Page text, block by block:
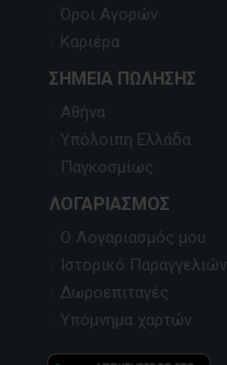
Όροι Αγορών
Καριέρα
ΣΗΜΕΊΑ ΠΏΛΗΣΗΣ
Αθήνα
Υπόλοιπη Ελλάδα
Παγκοσμίως
ΛΟΓΑΡΙΑΣΜΌΣ
Ο Λογαριασμός μου
Ιστορικό Παραγγελιών
Δωροεπιταγές
Υπόμνημα χαρτών